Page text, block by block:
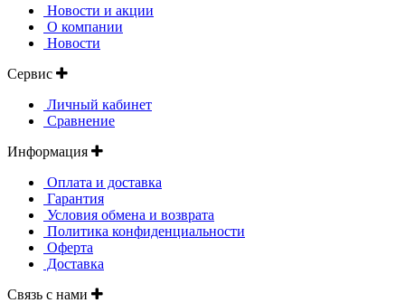
Новости и акции
О компании
Новости
Сервис
Личный кабинет
Сравнение
Информация
Оплата и доставка
Гарантия
Условия обмена и возврата
Политика конфиденциальности
Оферта
Доставка
Связь с нами